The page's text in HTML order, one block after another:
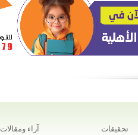
تحقيقات
آراء ومقالات